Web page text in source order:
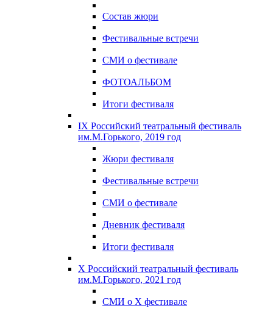
Состав жюри
Фестивальные встречи
СМИ о фестивале
ФОТОАЛЬБОМ
Итоги фестиваля
IX Российский театральный фестиваль
им.М.Горького, 2019 год
Жюри фестиваля
Фестивальные встречи
СМИ о фестивале
Дневник фестиваля
Итоги фестиваля
X Российский театральный фестиваль
им.М.Горького, 2021 год
СМИ о X фестивале